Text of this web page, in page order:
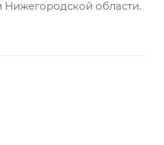
области.